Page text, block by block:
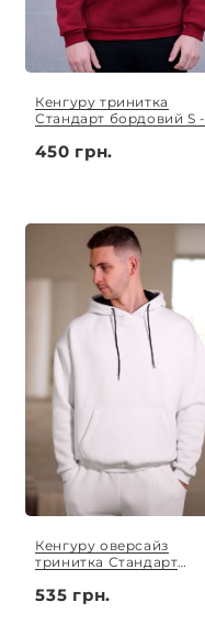
Кенгуру тринитка
Стандарт бордовий S -
450 грн.
Кенгуру оверсайз
тринитка Стандарт
535 грн.